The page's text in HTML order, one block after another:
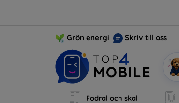
Grön energi Skriv till oss
Fodral och skal